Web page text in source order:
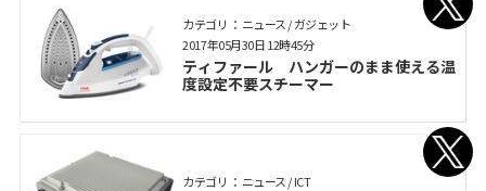
カテゴリ： ニュース / ガジェット
ティファール ハンガーのまま使える温
度設定不要スチーマー
2017年05月30日 12時45分
カテゴリ： ニュース / ICT